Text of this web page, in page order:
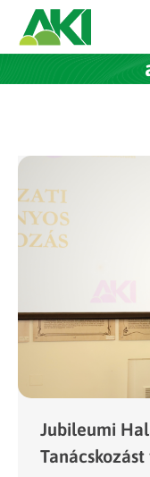
Jubileumi